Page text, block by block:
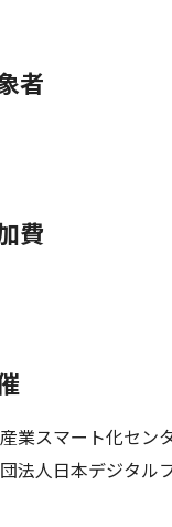
者
費
業スマート化セン
法人日本デジタル